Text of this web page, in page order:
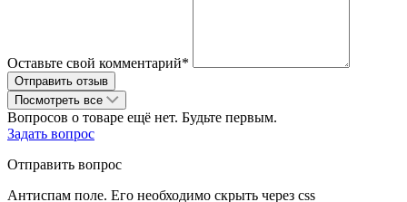
Оставьте свой комментарий*
Посмотреть все
Вопросов о товаре ещё нет. Будьте первым.
Задать вопрос
Отправить вопрос
Антиспам поле. Его необходимо скрыть через css